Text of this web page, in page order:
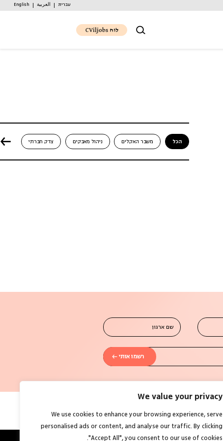
We value your privacy
We use cookies to enhance your browsing experience, serve
personalised ads or content, and analyse our traffic. By clicking
"Accept All", you consent to our use of cookies.
עברית العربية English
לוח CViljobs
הכל משבר האקלים ניהול מאבקים צדק חברתי
שם ארגון